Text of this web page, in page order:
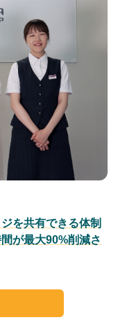
を共有できる体制
が最大90%削減さ